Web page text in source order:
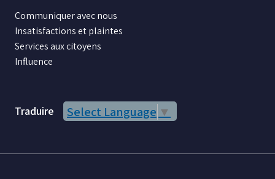
Communiquer avec nous
Insatisfactions et plaintes
Services aux citoyens
Influence
Traduire Select Language ▼